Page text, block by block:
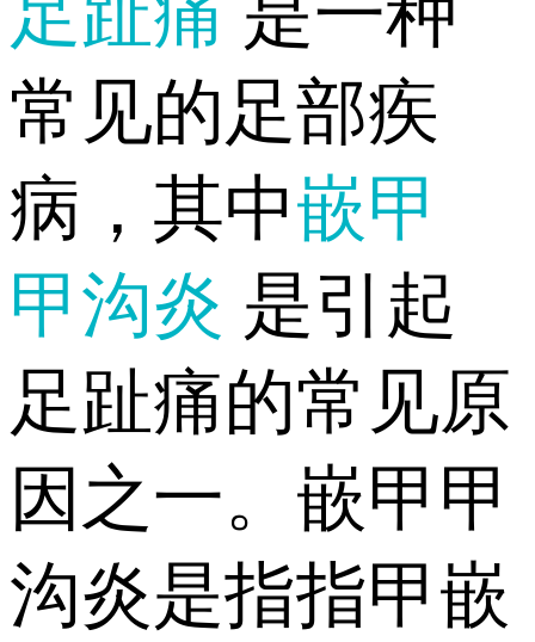
常见的足部疾
病，其中嵌甲
甲沟炎 是引起
足趾痛的常见原
因之一。嵌甲甲
沟炎是指指甲嵌